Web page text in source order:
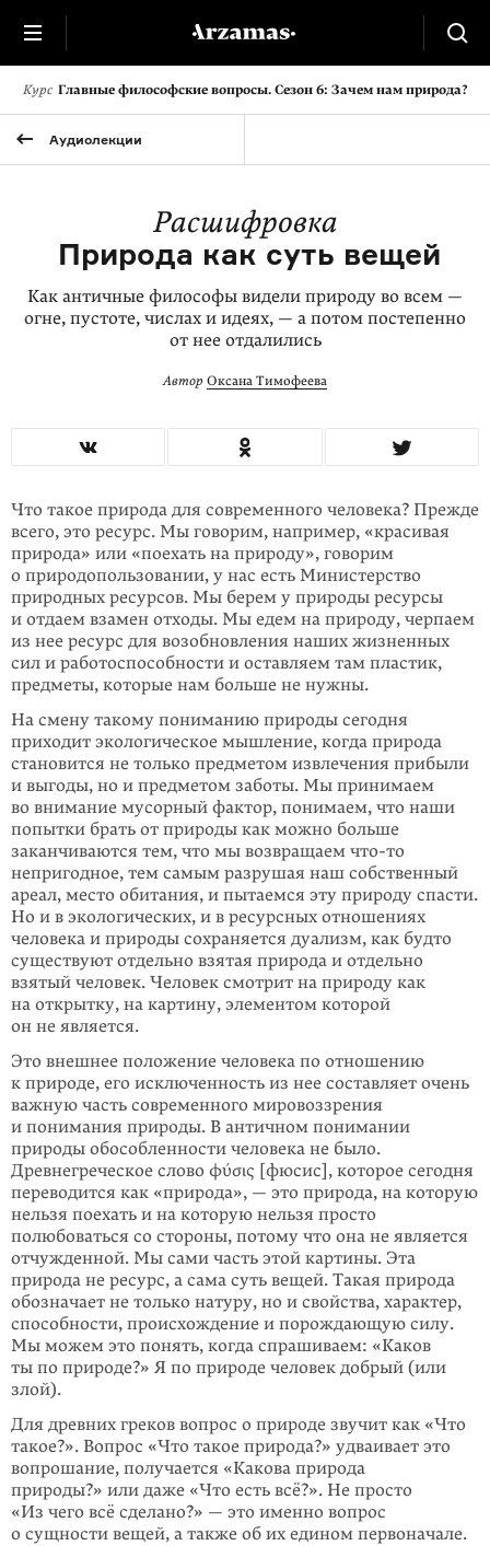
Курс Главные философские вопросы. Сезон 6: Зачем нам природа?
Аудиолекции
Расшифровка
Природа как суть вещей
Как античные философы видели природу во всем —
огне, пустоте, числах и идеях, — а потом постепенно
от нее отдалились
Автор Оксана Тимофеева
Что такое природа для современного человека? Прежде
всего, это ресурс. Мы говорим, например, «красивая
природа» или «поехать на природу», говорим
о природопользовании, у нас есть Министерство
природных ресурсов. Мы берем у природы ресурсы
и отдаем взамен отходы. Мы едем на природу, черпаем
из нее ресурс для возобновления наших жизненных
сил и работоспособности и оставляем там пластик,
предметы, которые нам больше не нужны.
На смену такому пониманию природы сегодня
приходит экологическое мышление, когда природа
становится не только предметом извлечения прибыли
и выгоды, но и предметом заботы. Мы принимаем
во внимание мусорный фактор, понимаем, что наши
попытки брать от природы как можно больше
заканчиваются тем, что мы возвращаем что-то
непригодное, тем самым разрушая наш собственный
ареал, место обитания, и пытаемся эту природу спасти.
Но и в экологических, и в ресурсных отношениях
человека и природы сохраняется дуализм, как будто
существуют отдельно взятая природа и отдельно
взятый человек. Человек смотрит на природу как
на открытку, на картину, элементом которой
он не является.
Это внешнее положение человека по отношению
к природе, его исключенность из нее составляет очень
важную часть современного мировоззрения
и понимания природы. В античном понимании
природы обособленности человека не было.
Древнегреческое слово φύσις [фюсис], которое сегодня
переводится как «природа», — это природа, на которую
нельзя поехать и на которую нельзя просто
полюбоваться со стороны, потому что она не является
отчужденной. Мы сами часть этой картины. Эта
природа не ресурс, а сама суть вещей. Такая природа
обозначает не только натуру, но и свойства, характер,
способности, происхождение и порождающую силу.
Мы можем это понять, когда спрашиваем: «Каков
ты по природе?» Я по природе человек добрый (или
злой).
Для древних греков вопрос о природе звучит как «Что
такое?». Вопрос «Что такое природа?» удваивает это
вопрошание, получается «Какова природа
природы?» или даже «Что есть всё?». Не просто
«Из чего всё сделано?» — это именно вопрос
о сущности вещей, а также об их едином первоначале.